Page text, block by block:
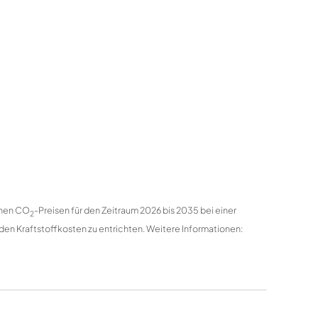
CO2-Preisen für den Zeitraum 2026 bis 2035 bei einer
Kraftstoffkosten zu entrichten. Weitere Informationen: